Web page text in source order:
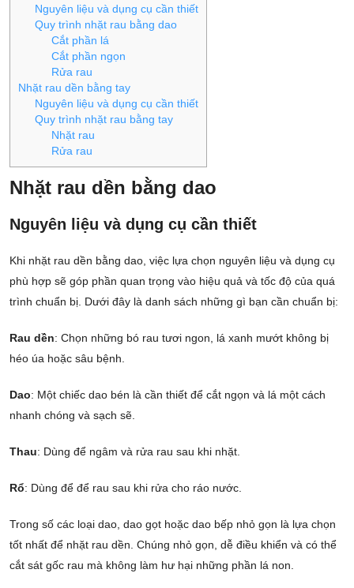
Nguyên liệu và dụng cụ cần thiết
Quy trình nhặt rau bằng dao
Cắt phần lá
Cắt phần ngọn
Rửa rau
Nhặt rau dền bằng tay
Nguyên liệu và dụng cụ cần thiết
Quy trình nhặt rau bằng tay
Nhặt rau
Rửa rau
Nhặt rau dền bằng dao
Nguyên liệu và dụng cụ cần thiết
Khi nhặt rau dền bằng dao, việc lựa chọn nguyên liệu và dụng cụ
phù hợp sẽ góp phần quan trọng vào hiệu quả và tốc độ của quá
trình chuẩn bị. Dưới đây là danh sách những gì bạn cần chuẩn bị:
Rau dền: Chọn những bó rau tươi ngon, lá xanh mướt không bị
héo úa hoặc sâu bệnh.
Dao: Một chiếc dao bén là cần thiết để cắt ngọn và lá một cách
nhanh chóng và sạch sẽ.
Thau: Dùng để ngâm và rửa rau sau khi nhặt.
Rổ: Dùng để để rau sau khi rửa cho ráo nước.
Trong số các loại dao, dao gọt hoặc dao bếp nhỏ gọn là lựa chọn
tốt nhất để nhặt rau dền. Chúng nhỏ gọn, dễ điều khiển và có thể
cắt sát gốc rau mà không làm hư hại những phần lá non.